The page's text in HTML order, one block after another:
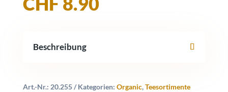
Beschreibung
Art.-Nr.: 20.255 Kategorien: Organic,Teesortimente